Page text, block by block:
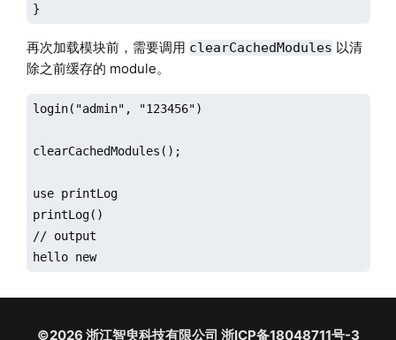
}
再次加载模块前，需要调用 clearCachedModules 以清
除之前缓存的 module。
login("admin", "123456")
clearCachedModules();
use printLog
printLog()
// output
hello new
©2026 浙江智臾科技有限公司 浙ICP备18048711号-3